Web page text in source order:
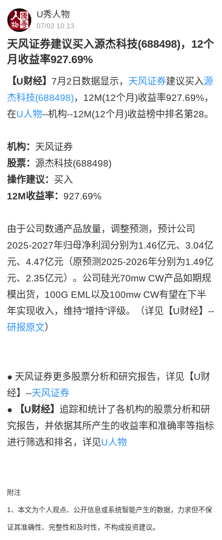
U秀人物
07/02 10:13
天风证券建议买入源杰科技(688498)，12个
月收益率927.69%
【U财经】 7月2日数据显示， 天风证券建议买入源
杰科技(688498)，12M(12个月)收益率927.69%，
在U人物--机构--12M(12个月)收益榜中排名第28。
机构： 天风证券
股票： 源杰科技(688498)
操作建议： 买入
12M收益率： 927.69%
由于公司数通产品放量，调整预测，预计公司
2025-2027年归母净利润分别为1.46亿元、3.04亿
元、4.47亿元（原预测2025-2026年分别为1.49亿
元、2.35亿元）。公司硅光70mw CW产品如期规
模出货，100G EML以及100mw CW有望在下半
年实现收入，维持“增持”评级。（详见【U财经】--
研报原文）
● 天风证券更多股票分析和研究报告，详见【U财
经】--天风证券
●
【U财经】追踪和统计了各机构的股票分析和研
究报告，并依据其所产生的收益率和准确率等指标
进行筛选和排名，详见U人物
附注
1、本文为个人观点、公开信息或系统智能产生的数据，力求但不保
证其准确性、完整性和及时性，不构成投资建议。